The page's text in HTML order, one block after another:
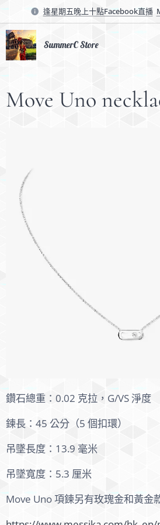
逢星期五晚上十點Facebook直播
SummerC Store
Move Uno
鑽石總重：0.02 克拉，G/VS 淨度
鍊長：45 公分（5 個扣環）
吊墜長度：13.9 毫米
吊墜寬度：5.3 厘米
Move Uno 項鍊另有玫瑰金和黃金